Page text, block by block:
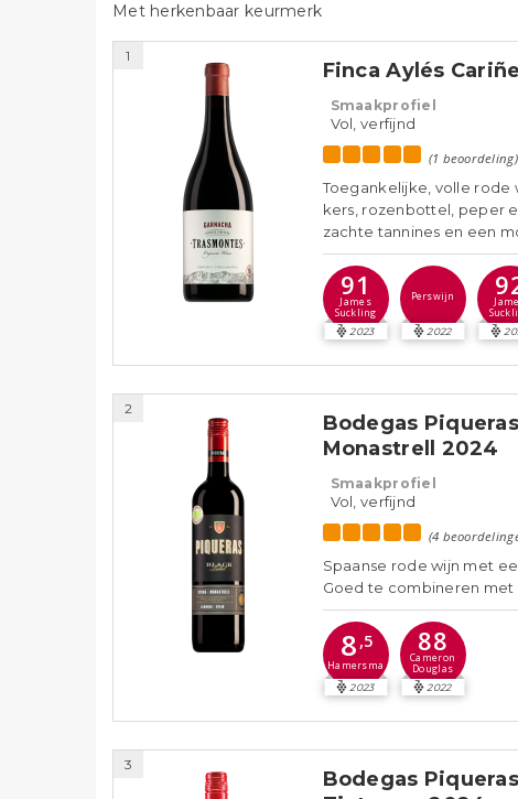
Met herkenbaar keurmerk
1
Finca Aylés
Smaakprofiel
Vol, verfijnd
(1 beoordeling)
Toegankelijke, volle rode
kers, rozenbottel, peper
zachte tannines en een
91
James
Suckling
2023
Perswijn
2022
2
Bodegas
Monastrell 2024
Smaakprofiel
Vol, verfijnd
(4
Spaanse rode wijn met
Goed te combineren met
8 ,5
Hamersma
2023
88
Cameron
Douglas
2022
3
Bodegas